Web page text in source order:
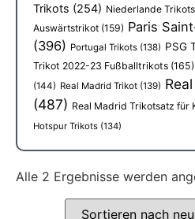
Trikots (254) Niederlande Trikots
Auswärtstrikot (159) Paris
(396) Portugal Trikots (138) PSG
Trikot 2022-23 Fußballtrikots (165)
(144) Real Madrid Trikot (139)
(487) Real Madrid Trikotsatz für
Hotspur Trikots (134)
Alle 2 Ergebnisse werden